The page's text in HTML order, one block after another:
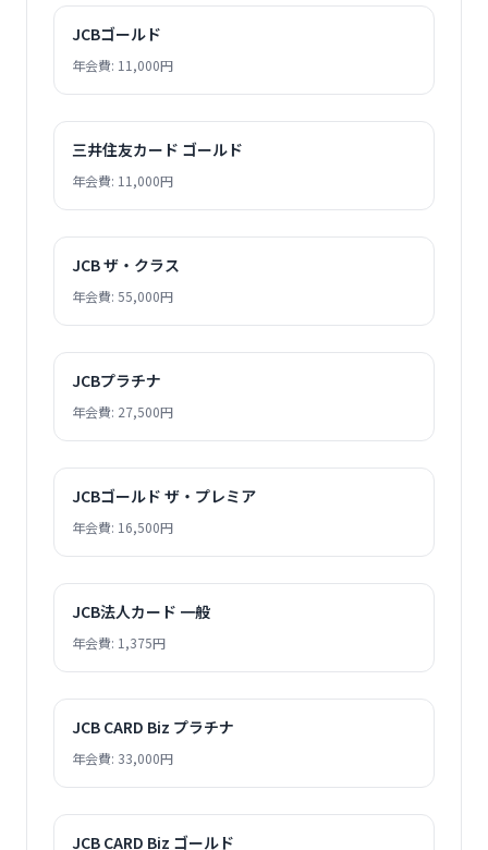
JCBゴールド
年会費: 11,000円
三井住友カード ゴールド
年会費: 11,000円
JCB ザ・クラス
年会費: 55,000円
JCBプラチナ
年会費: 27,500円
JCBゴールド ザ・プレミア
年会費: 16,500円
JCB法人カード 一般
年会費: 1,375円
JCB CARD Biz プラチナ
年会費: 33,000円
JCB CARD Biz ゴールド